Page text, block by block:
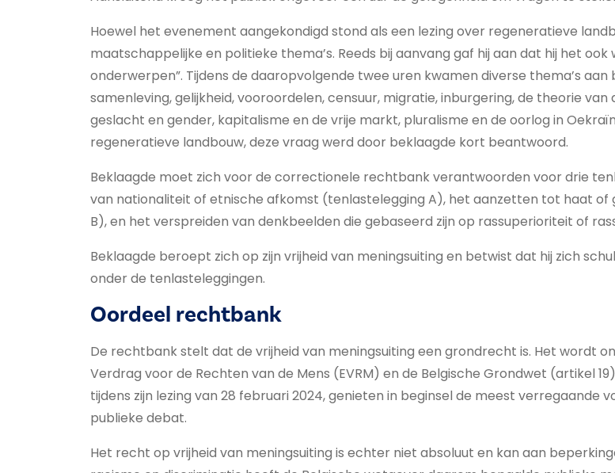
Hoewel het evenement aangekondigd stond als een lezing over regeneratieve
maatschappelijke en politieke thema’s. Reeds bij aanvang gaf hij aan dat hij het
onderwerpen”. Tijdens de daaropvolgende twee uren kwamen diverse thema’s
samenleving, gelijkheid, vooroordelen, censuur, migratie, inburgering, de theorie
geslacht en gender, kapitalisme en de vrije markt, pluralisme en de oorlog in
regeneratieve landbouw, deze vraag werd door beklaagde kort beantwoord.
Beklaagde moet zich voor de correctionele rechtbank verantwoorden voor drie
van nationaliteit of etnische afkomst (tenlastelegging A), het aanzetten tot haat
B), en het verspreiden van denkbeelden die gebaseerd zijn op rassuperioriteit of
Beklaagde beroept zich op zijn vrijheid van meningsuiting en betwist dat hij zich
onder de tenlasteleggingen.
Oordeel rechtbank
De rechtbank stelt dat de vrijheid van meningsuiting een grondrecht is. Het wordt
Verdrag voor de Rechten van de Mens (EVRM) en de Belgische Grondwet (artikel
tijdens zijn lezing van 28 februari 2024, genieten in beginsel de meest verregaande
publieke debat.
Het recht op vrijheid van meningsuiting is echter niet absoluut en kan aan